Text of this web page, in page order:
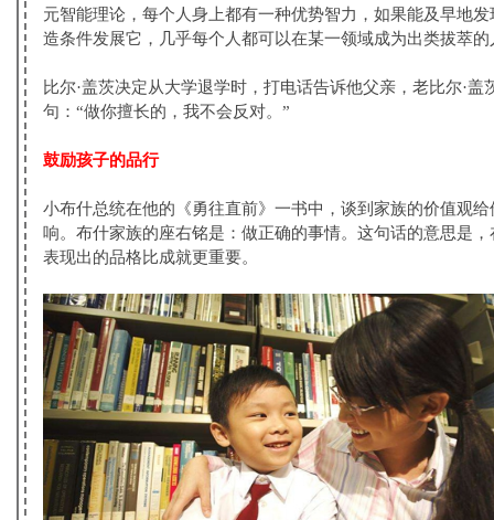
元智能理论，每个人身上都有一种优势智力，如果能及早地
造条件发展它，几乎每个人都可以在某一领域成为出类拔萃的
比尔·盖茨决定从大学退学时，打电话告诉他父亲，老比尔·盖
句：“做你擅长的，我不会反对。”
鼓励孩子的品行
小布什总统在他的《勇往直前》一书中，谈到家族的价值观
响。布什家族的座右铭是：做正确的事情。这句话的意思是
表现出的品格比成就更重要。